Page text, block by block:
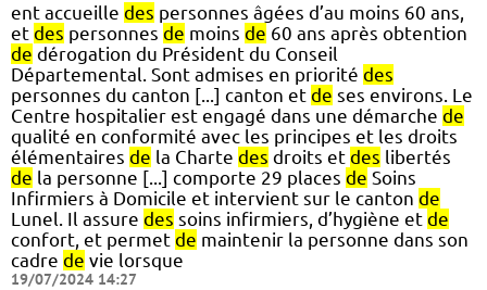
ent accueille des personnes âgées d’au moins 60 ans,
et des personnes de moins de 60 ans après obtention
de dérogation du Président du Conseil
Départemental. Sont admises en priorité des
personnes du canton [...] canton et de ses environs. Le
Centre hospitalier est engagé dans une démarche de
qualité en conformité avec les principes et les droits
élémentaires de la Charte des droits et des libertés
de la personne [...] comporte 29 places de Soins
Infirmiers à Domicile et intervient sur le canton de
Lunel. Il assure des soins infirmiers, d’hygiène et de
confort, et permet de maintenir la personne dans son
cadre de vie lorsque
19/07/2024 14:27